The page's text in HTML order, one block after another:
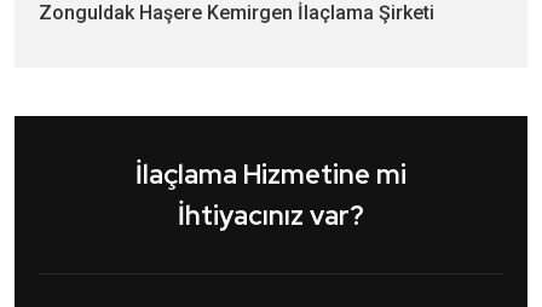
Zonguldak Haşere Kemirgen İlaçlama Şirketi
İlaçlama Hizmetine mi
İhtiyacınız var?